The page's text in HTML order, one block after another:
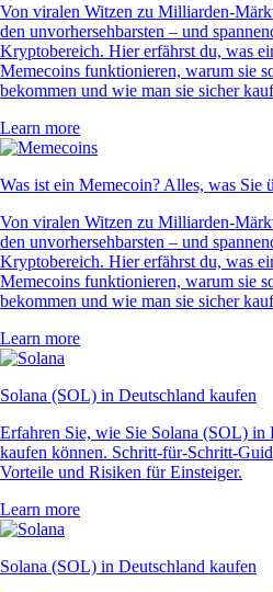
Von viralen Witzen zu Milliarden-
den unvorhersehbarsten – und
Kryptobereich. Hier erfährst du, was
Memecoins funktionieren, warum sie
bekommen und wie man sie sicher
Learn more
Was ist ein Memecoin? Alles, was Sie
Von viralen Witzen zu Milliarden-
den unvorhersehbarsten – und
Kryptobereich. Hier erfährst du, was
Memecoins funktionieren, warum sie
bekommen und wie man sie sicher
Learn more
Solana (SOL) in Deutschland kaufen
Erfahren Sie, wie Sie Solana (SOL) in
kaufen können. Schritt-für-Schritt-
Vorteile und Risiken für Einsteiger.
Learn more
Solana (SOL) in Deutschland kaufen